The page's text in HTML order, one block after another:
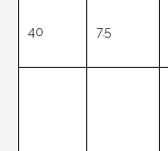
40 7.5